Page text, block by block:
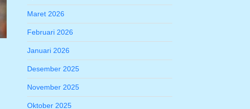
Maret 2026
Februari 2026
Januari 2026
Desember 2025
November 2025
Oktober 2025